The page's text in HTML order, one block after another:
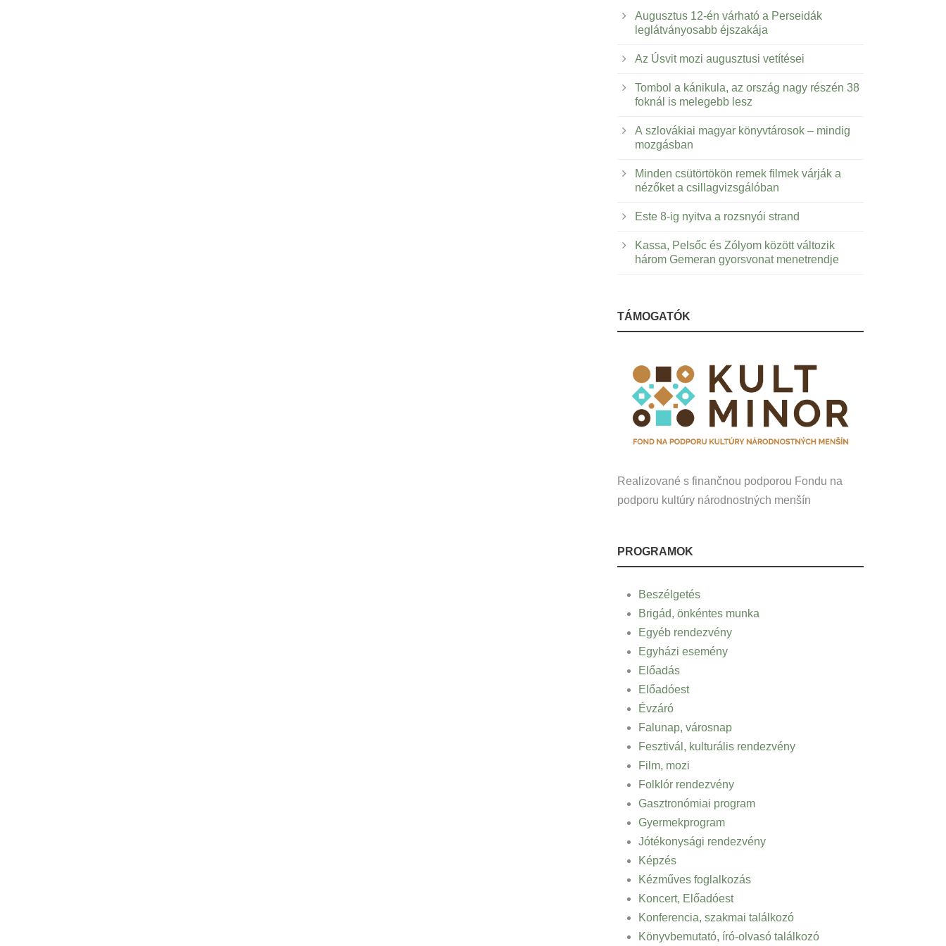
Augusztus 12-én várható a Perseidák
leglátványosabb éjszakája
Az Úsvit mozi augusztusi vetítései
Tombol a kánikula, az ország nagy részén 38
foknál is melegebb lesz
A szlovákiai magyar könyvtárosok – mindig
mozgásban
Minden csütörtökön remek filmek várják a
nézőket a csillagvizsgálóban
Este 8-ig nyitva a rozsnyói strand
Kassa, Pelsőc és Zólyom között változik
három Gemeran gyorsvonat menetrendje
TÁMOGATÓK
Realizované s finančnou podporou Fondu na
podporu kultúry národnostných menšín
PROGRAMOK
Beszélgetés
Brigád, önkéntes munka
Egyéb rendezvény
Egyházi esemény
Előadás
Előadóest
Évzáró
Falunap, városnap
Fesztivál, kulturális rendezvény
Film, mozi
Folklór rendezvény
Gasztronómiai program
Gyermekprogram
Jótékonysági rendezvény
Képzés
Kézműves foglalkozás
Koncert, Előadóest
Konferencia, szakmai találkozó
Könyvbemutató, író-olvasó találkozó